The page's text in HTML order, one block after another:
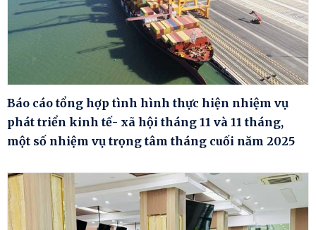
Báo cáo tổng hợp tình hình thực hiện nhiệm vụ
phát triển kinh tế- xã hội tháng 11 và 11 tháng,
một số nhiệm vụ trọng tâm tháng cuối năm 2025